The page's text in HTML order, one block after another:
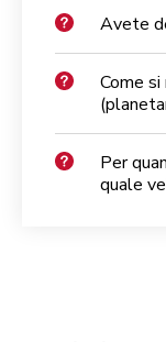
Avete
Come
Per
quale